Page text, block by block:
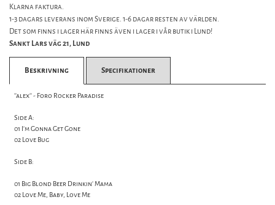
Klarna faktura.
1-3 dagars leverans inom Sverige. 1-6 dagar resten av världen.
Det som finns i lager här finns även i lager i vår butik i Lund!
Sankt Lars väg 21, Lund
Beskrivning Specifikationer
''alex'' - Foro Rocker Paradise
Side A:
01 I'm Gonna Get Gone
02 Love Bug
Side B:
01 Big Blond Beer Drinkin' Mama
02 Love Me, Baby, Love Me